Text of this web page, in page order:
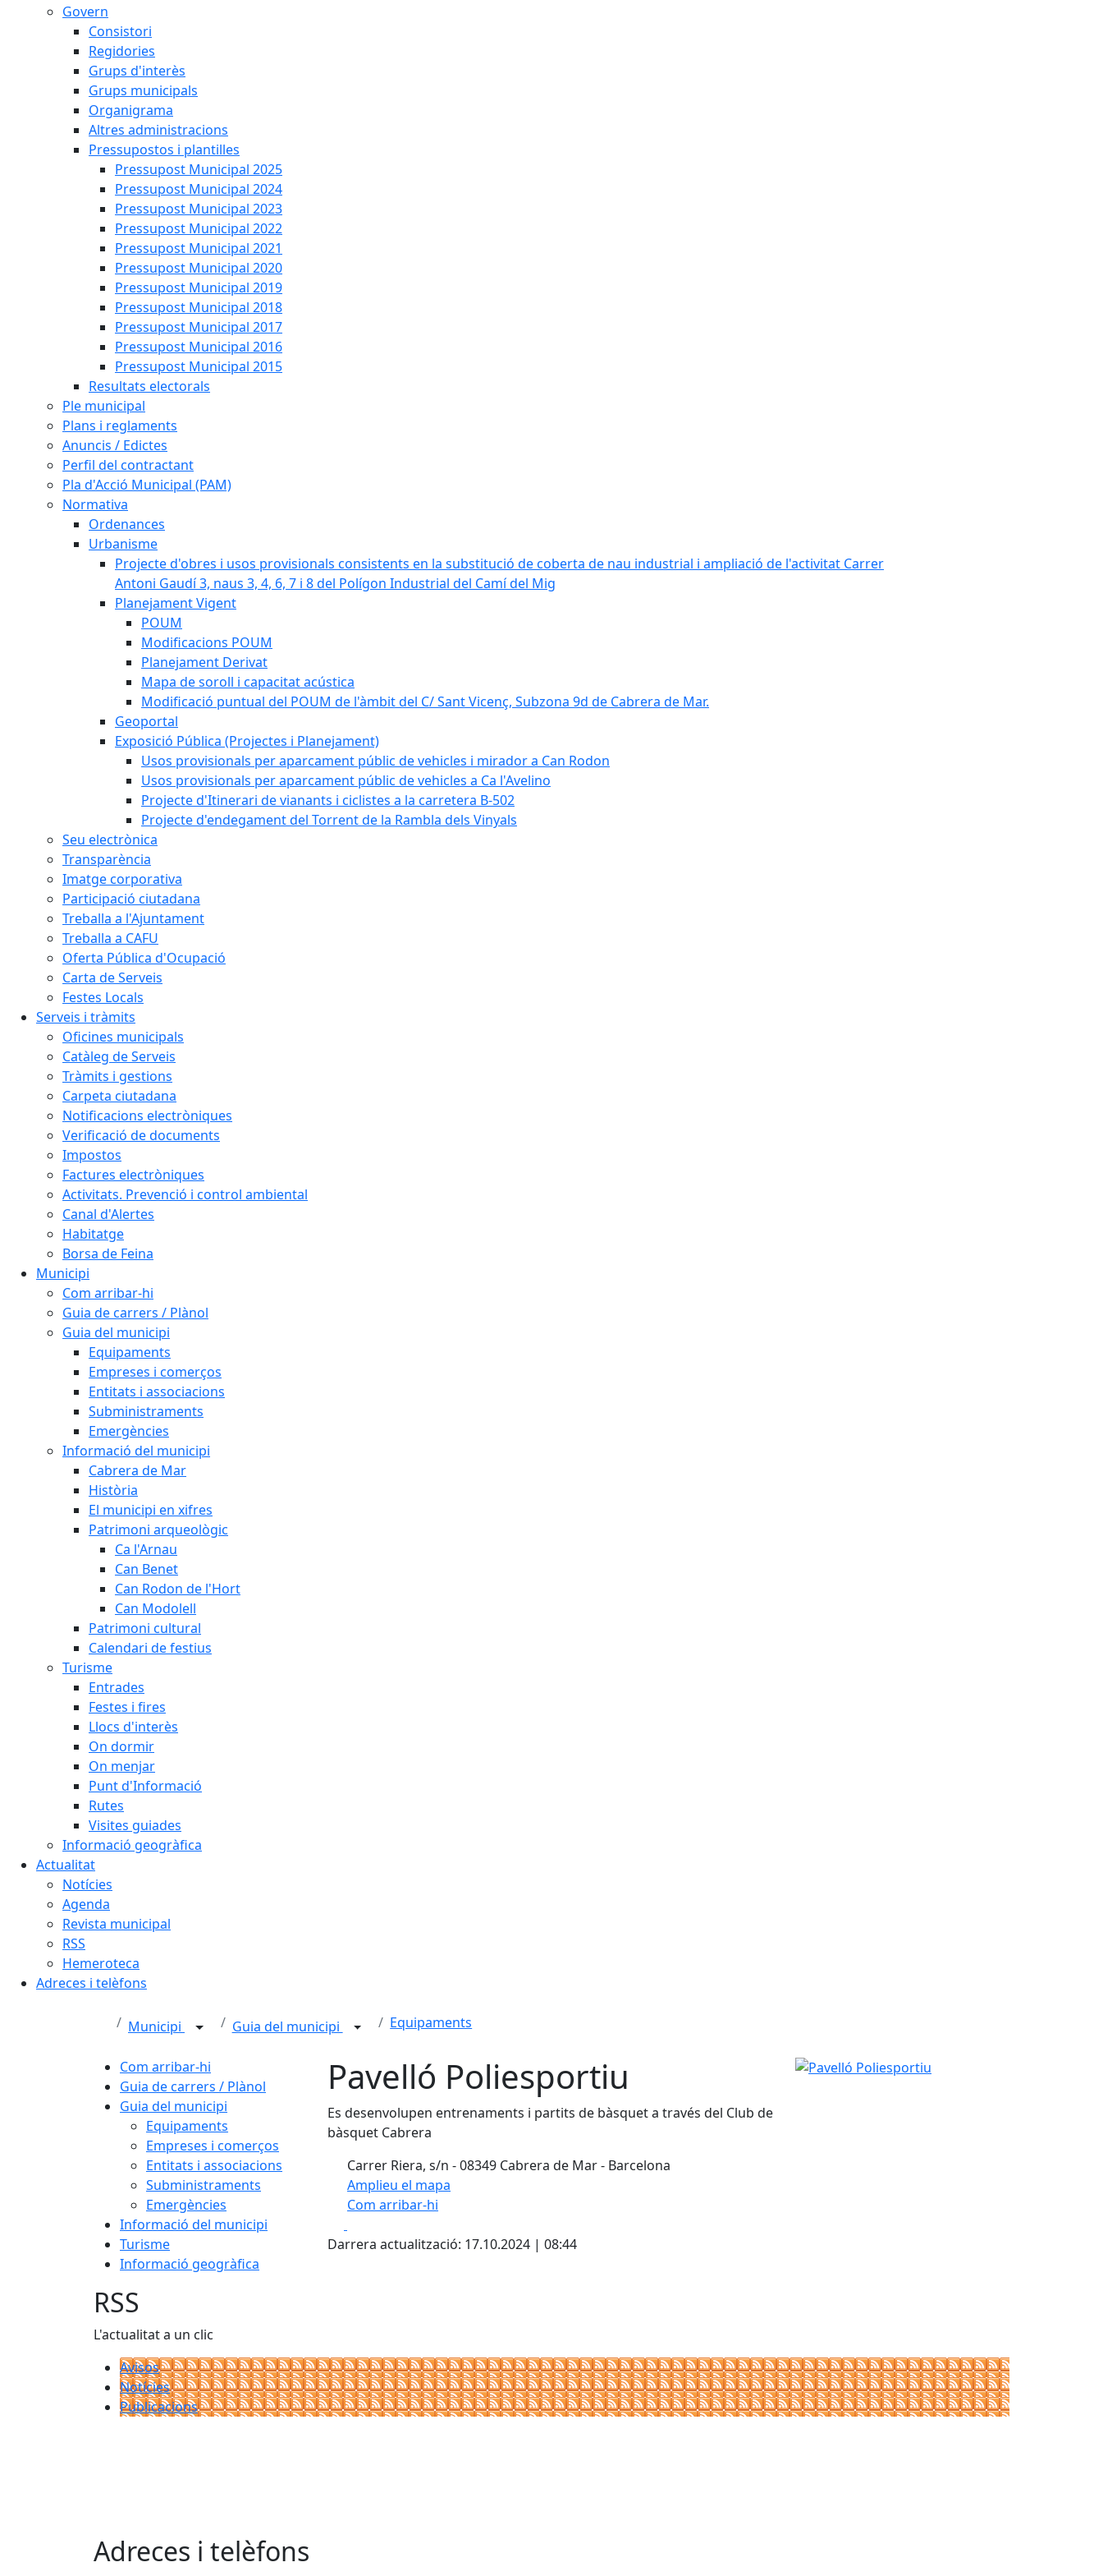
Govern
Consistori
Regidories
Grups d'interès
Grups municipals
Organigrama
Altres administracions
Pressupostos i plantilles
Pressupost Municipal 2025
Pressupost Municipal 2024
Pressupost Municipal 2023
Pressupost Municipal 2022
Pressupost Municipal 2021
Pressupost Municipal 2020
Pressupost Municipal 2019
Pressupost Municipal 2018
Pressupost Municipal 2017
Pressupost Municipal 2016
Pressupost Municipal 2015
Resultats electorals
Ple municipal
Plans i reglaments
Anuncis / Edictes
Perfil del contractant
Pla d'Acció Municipal (PAM)
Normativa
Ordenances
Urbanisme
Projecte d'obres i usos provisionals consistents en la substitució de coberta de nau industrial i ampliació de l'activitat Carrer
Antoni Gaudí 3, naus 3, 4, 6, 7 i 8 del Polígon Industrial del Camí del Mig
Planejament Vigent
POUM
Modificacions POUM
Planejament Derivat
Mapa de soroll i capacitat acústica
Modificació puntual del POUM de l'àmbit del C/ Sant Vicenç, Subzona 9d de Cabrera de Mar.
Geoportal
Exposició Pública (Projectes i Planejament)
Usos provisionals per aparcament públic de vehicles i mirador a Can Rodon
Usos provisionals per aparcament públic de vehicles a Ca l'Avelino
Projecte d'Itinerari de vianants i ciclistes a la carretera B-502
Projecte d'endegament del Torrent de la Rambla dels Vinyals
Seu electrònica
Transparència
Imatge corporativa
Participació ciutadana
Treballa a l'Ajuntament
Treballa a CAFU
Oferta Pública d'Ocupació
Carta de Serveis
Festes Locals
Serveis i tràmits
Oficines municipals
Catàleg de Serveis
Tràmits i gestions
Carpeta ciutadana
Notificacions electròniques
Verificació de documents
Impostos
Factures electròniques
Activitats. Prevenció i control ambiental
Canal d'Alertes
Habitatge
Borsa de Feina
Municipi
Com arribar-hi
Guia de carrers / Plànol
Guia del municipi
Equipaments
Empreses i comerços
Entitats i associacions
Subministraments
Emergències
Informació del municipi
Cabrera de Mar
Història
El municipi en xifres
Patrimoni arqueològic
Ca l'Arnau
Can Benet
Can Rodon de l'Hort
Can Modolell
Patrimoni cultural
Calendari de festius
Turisme
Entrades
Festes i fires
Llocs d'interès
On dormir
On menjar
Punt d'Informació
Rutes
Visites guiades
Informació geogràfica
Actualitat
Notícies
Agenda
Revista municipal
RSS
Hemeroteca
Adreces i telèfons
Municipi Guia del municipi Equipaments
Com arribar-hi
Guia de carrers / Plànol
Guia del municipi
Equipaments
Empreses i comerços
Entitats i associacions
Subministraments
Emergències
Informació del municipi
Turisme
Informació geogràfica
Pavelló Poliesportiu
Es desenvolupen entrenaments i partits de bàsquet a través del Club de
bàsquet Cabrera
Carrer Riera, s/n - 08349 Cabrera de Mar - Barcelona
Amplieu el mapa
Com arribar-hi
+
Darrera actualització: 17.10.2024 | 08:44
Pavelló Poliesportiu
RSS
L'actualitat a un clic
Avisos
Notícies
Publicacions
Adreces i telèfons